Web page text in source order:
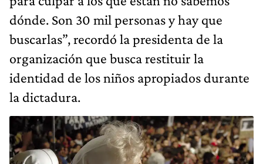
dónde. Son 30 mil personas y hay que
buscarlas”, recordó la presidenta de la
organización que busca restituir la
identidad de los niños apropiados durante
la dictadura.